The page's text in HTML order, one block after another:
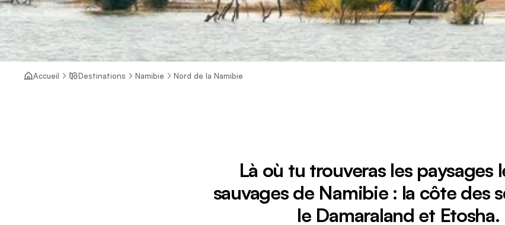
Accueil Destinations Namibie Nord de la Namibie
Là où tu trouveras les paysages
sauvages de Namibie : la côte des
le Damaraland et Etosha.